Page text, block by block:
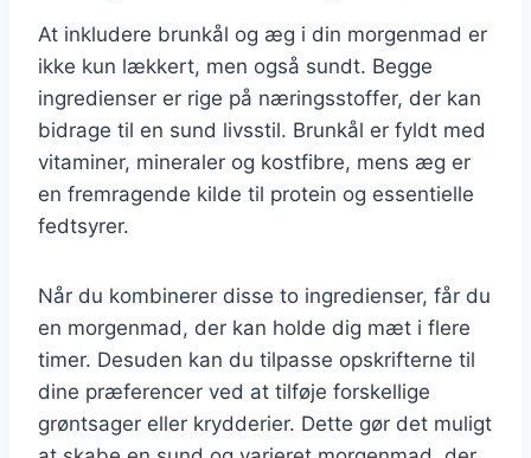
At inkludere brunkål og æg i din morgenmad er
ikke kun lækkert, men også sundt. Begge
ingredienser er rige på næringsstoffer, der kan
bidrage til en sund livsstil. Brunkål er fyldt med
vitaminer, mineraler og kostfibre, mens æg er
en fremragende kilde til protein og essentielle
fedtsyrer.
Når du kombinerer disse to ingredienser, får du
en morgenmad, der kan holde dig mæt i flere
timer. Desuden kan du tilpasse opskrifterne til
dine præferencer ved at tilføje forskellige
grøntsager eller krydderier. Dette gør det muligt